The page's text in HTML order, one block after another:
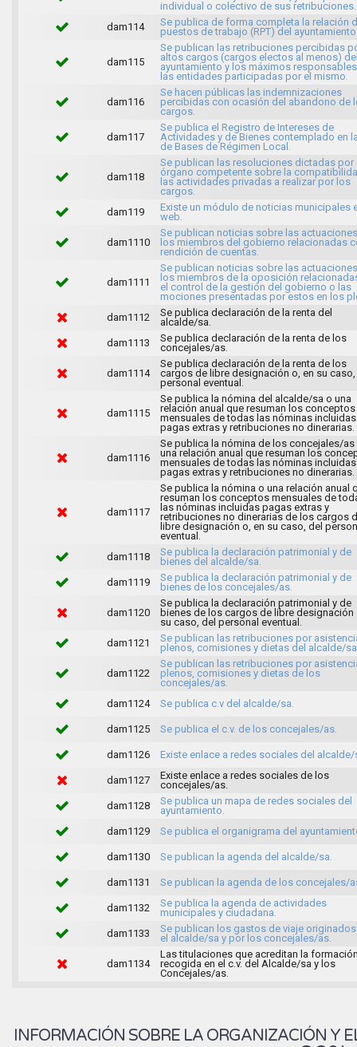
individual o colectivo de sus retribuciones.
dam114
Se publica de forma completa la relación
puestos de trabajo (RPT) del
dam115
Se publican las retribuciones percibidas
altos cargos (cargos electos al menos)
ayuntamiento y los máximos
las entidades participadas por el mismo.
dam116
Se hacen públicas las indemnizaciones
percibidas con ocasión del abandono de
cargos.
dam117
Se publica el Registro de Intereses de
Actividades y de Bienes contemplado en
de Bases de Régimen Local.
dam118
Se publican las resoluciones dictadas por
órgano competente sobre la
las actividades privadas a realizar por los
cargos.
dam119
Existe un módulo de noticias municipales
web.
dam1110
Se publican noticias sobre las
los miembros del gobierno relacionadas
rendición de cuentas.
dam1111
Se publican noticias sobre las
los miembros de la oposición
el control de la gestión del gobierno o las
mociones presentadas por estos en los
dam1112
Se publica declaración de la renta del
alcalde/sa.
dam1113
Se publica declaración de la renta de los
concejales/as.
dam1114
Se publica declaración de la renta de los
cargos de libre designación o, en su
personal eventual.
dam1115
Se publica la nómina del alcalde/sa o una
relación anual que resuman los conceptos
mensuales de todas las nóminas incluidas
pagas extras y retribuciones no dinerarias.
dam1116
Se publica la nómina de los concejales/as
una relación anual que resuman los
mensuales de todas las nóminas incluidas
pagas extras y retribuciones no dinerarias.
dam1117
Se publica la nómina o una relación anual
resuman los conceptos mensuales de
las nóminas incluidas pagas extras y
retribuciones no dinerarias de los cargos
libre designación o, en su caso, del
eventual.
dam1118
Se publica la declaración patrimonial y de
bienes del alcalde/sa.
dam1119
Se publica la declaración patrimonial y de
bienes de los concejales/as.
dam1120
Se publica la declaración patrimonial y de
bienes de los cargos de libre designación
su caso, del personal eventual.
dam1121
Se publican las retribuciones por
plenos, comisiones y dietas del alcalde/
dam1122
Se publican las retribuciones por
plenos, comisiones y dietas de los
concejales/as.
dam1124
Se publica c.v del alcalde/sa.
dam1125 Se publica el c.v. de los concejales/as.
dam1126 Existe enlace a redes sociales del alcalde/
dam1127
Existe enlace a redes sociales de los
concejales/as.
dam1128
Se publica un mapa de redes sociales del
ayuntamiento.
dam1129
Se publica el organigrama del
dam1130 Se publican la agenda del alcalde/sa.
dam1131 Se publican la agenda de los concejales/
dam1132
Se publica la agenda de actividades
municipales y ciudadana.
dam1133
Se publican los gastos de viaje
el alcalde/sa y por los concejales/as.
dam1134
Las titulaciones que acreditan la
recogida en el c.v. del Alcalde/sa y los
Concejales/as.
INFORMACIÓN SOBRE LA ORGANIZACIÓN Y